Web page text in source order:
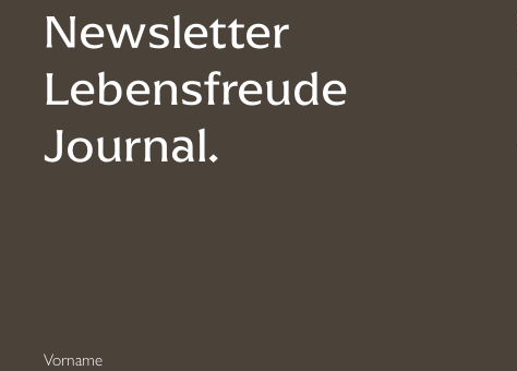
Newsletter
Lebensfreude
Journal.
Vorname